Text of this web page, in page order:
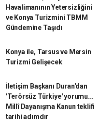
Havalimanının Yetersizliğini
ve Konya Turizmini TBMM
Gündemine Taşıdı
Konya ile, Tarsus ve Mersin
Turizmi Gelişecek
İletişim Başkanı Duran'dan
'Terörsüz Türkiye' yorumu...
Millî Dayanışma Kanun teklifi
tarihi adımdır